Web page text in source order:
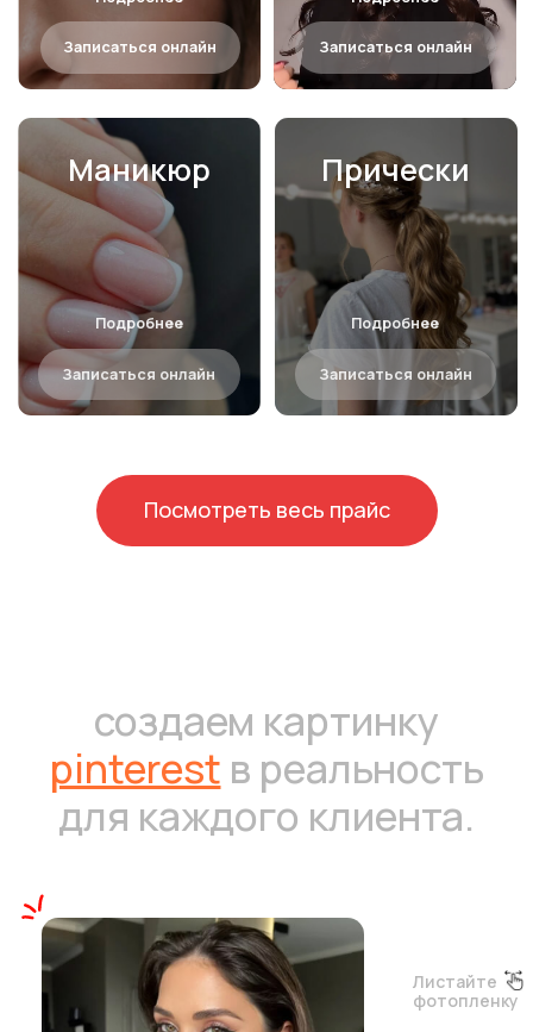
Посмотреть весь прайс
создаем картинку
pinterestв реальность
для каждого клиента.
Листайте
фотопленку
все включено: